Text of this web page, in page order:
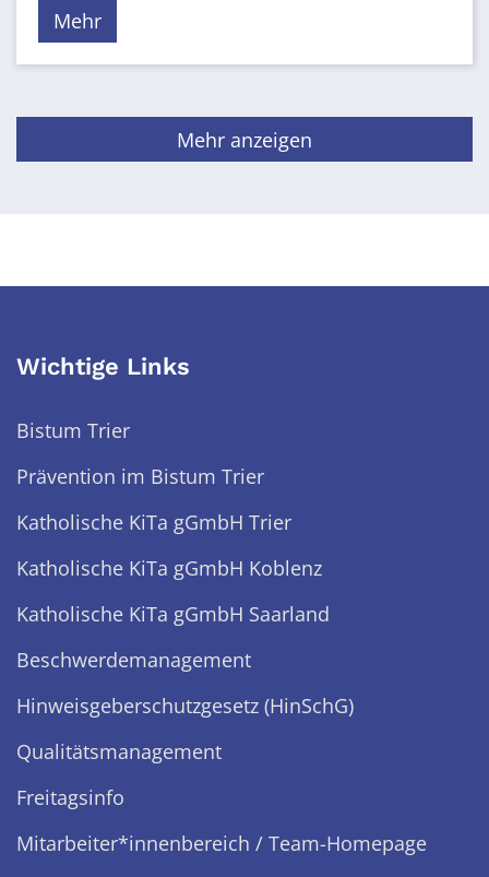
Mehr
Mehr anzeigen
Wichtige Links
Bistum Trier
Prävention im Bistum Trier
Katholische KiTa gGmbH Trier
Katholische KiTa gGmbH Koblenz
Katholische KiTa gGmbH Saarland
Beschwerdemanagement
Hinweisgeberschutzgesetz (HinSchG)
Qualitätsmanagement
Freitagsinfo
Mitarbeiter*innenbereich / Team-Homepage